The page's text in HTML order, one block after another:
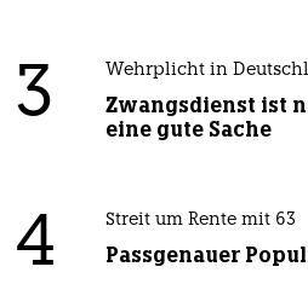
3 Wehrplicht in
Zwangsdienst ist
eine gute Sache
4 Streit um Rente mit 63
Passgenauer